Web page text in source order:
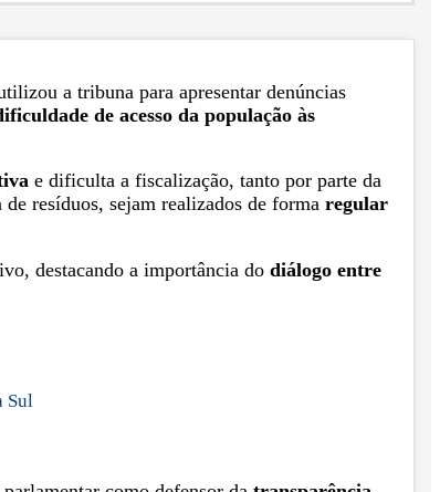
a tribuna para apresentar denúncias
de acesso da população às
e dificulta a fiscalização, tanto por parte da
de resíduos, sejam realizados de forma regular
destacando a importância do diálogo entre
Sul